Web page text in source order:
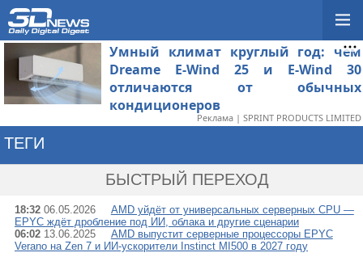
Умный климат круглый год: чем
Dreame E-Wind 25 и E-Wind 30
отличаются от обычных
кондиционеров
Реклама | SPRINT PRODUCTS LIMITED
ТЕГИ
БЫСТРЫЙ ПЕРЕХОД
18:32 06.05.2026
AMD уйдёт от универсальных серверных CPU —
EPYC ждёт дробление под ИИ, облака и другие сценарии
06:02 13.06.2025
AMD выпустит серверные процессоры EPYC
Verano на Zen 7 и ИИ-ускорители Instinct MI500 в 2027 году